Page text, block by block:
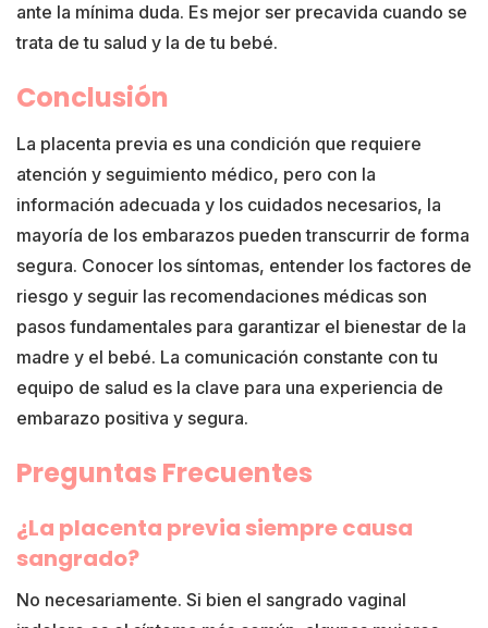
ante la mínima duda. Es mejor ser precavida cuando se
trata de tu salud y la de tu bebé.
Conclusión
La placenta previa es una condición que requiere
atención y seguimiento médico, pero con la
información adecuada y los cuidados necesarios, la
mayoría de los embarazos pueden transcurrir de forma
segura. Conocer los síntomas, entender los factores de
riesgo y seguir las recomendaciones médicas son
pasos fundamentales para garantizar el bienestar de la
madre y el bebé. La comunicación constante con tu
equipo de salud es la clave para una experiencia de
embarazo positiva y segura.
Preguntas Frecuentes
¿La placenta previa siempre causa
sangrado?
No necesariamente. Si bien el sangrado vaginal